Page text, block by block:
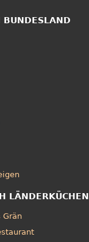
BUNDESLAND
LÄNDERKÜCHEN
Grän